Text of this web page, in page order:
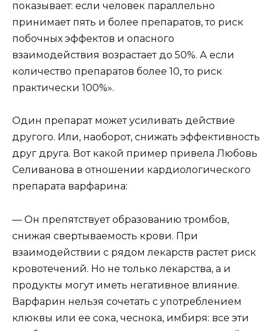
показывает: если человек параллельно
принимает пять и более препаратов, то риск
побочных эффектов и опасного
взаимодействия возрастает до 50%. А если
количество препаратов более 10, то риск
практически 100%».
Один препарат может усиливать действие
другого. Или, наоборот, снижать эффективность
друг друга. Вот какой пример привела Любовь
Селиванова в отношении кардиологического
препарата варфарина:
— Он препятствует образованию тромбов,
снижая свертываемость крови. При
взаимодействии с рядом лекарств растет риск
кровотечений. Но не только лекарства, а и
продукты могут иметь негативное влияние.
Варфарин нельзя сочетать с употреблением
клюквы или ее сока, чеснока, имбиря: все эти